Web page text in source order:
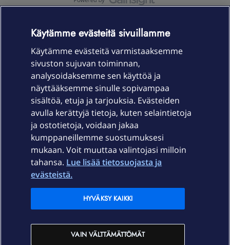
Laitteet & liittymät
Palvelut
Ajankohtaista
Elisa Oyj
In English
Käytämme evästeitä sivuillamme
Käytämme evästeitä varmistaaksemme
sivuston sujuvan toiminnan,
analysoidaksemme sen käyttöä ja
näyttääksemme sinulle sopivampaa
sisältöä, etuja ja tarjouksia. Evästeiden
avulla kerättyjä tietoja, kuten selaintietoja
ja ostotietoja, voidaan jakaa
kumppaneillemme suostumuksesi
mukaan. Voit muuttaa valintojasi milloin
tahansa. Lue lisää tietosuojasta ja
evästeistä.
VAIN VÄLTTÄMÄTTÖMÄT
HYVÄKSY KAIKKI